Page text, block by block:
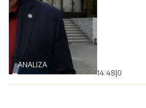
ANALIZA
14:48 0